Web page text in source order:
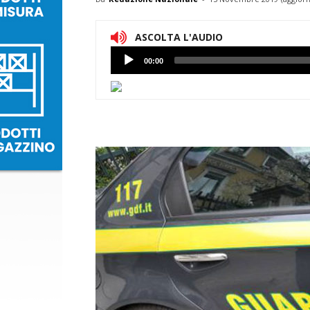
ASCOLTA L'AUDIO
Lettore
Audio
00:00